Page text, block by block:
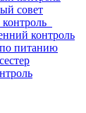
совет
контроль
питанию